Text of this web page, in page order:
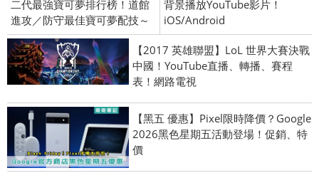
二代最強寶可夢排行榜！道館
進攻／防守最佳寶可夢配技～
背景播放YouTube影片！
iOS/Android
【2017 英雄聯盟】LoL 世界大賽決戰
中國！YouTube直播、轉播、賽程
表！網路電視
【黑五 優惠】Pixel限時降價？Google
2026黑色星期五活動登場！促銷、特
價